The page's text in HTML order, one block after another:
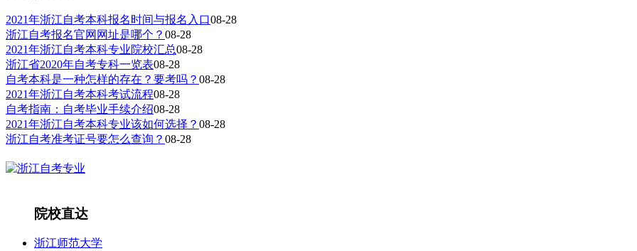
2021年浙江自考本科报名时间与报名入口08-28
浙江自考报名官网网址是哪个？ 08-28
2021年浙江自考本科专业院校汇总08-28
浙江省2020年自考专科一览表08-28
自考本科是一种怎样的存在？要考吗？ 08-28
2021年浙江自考本科考试流程08-28
自考指南：自考毕业手续介绍08-28
2021年浙江自考本科专业该如何选择？ 08-28
浙江自考准考证号要怎么查询？ 08-28
院校直达
浙江师范大学